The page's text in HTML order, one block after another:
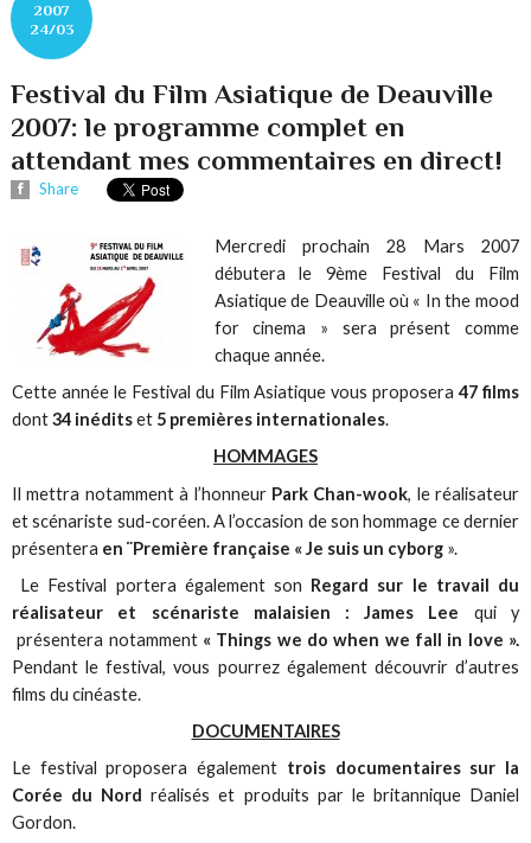
2007
24/03
Festival du Film Asiatique de Deauville
2007: le programme complet en
attendant mes commentaires en direct!
Share
Mercredi prochain 28 Mars 2007
débutera le 9ème Festival du Film
Asiatique de Deauville où « In the mood
for cinema » sera présent comme
chaque année.
Cette année le Festival du Film Asiatique vous proposera 47 films
dont34 inéditset 5 premières internationales.
HOMMAGES
Il mettra notamment à l’honneur Park Chan-wook, le réalisateur
et scénariste sud-coréen. A l’occasion de son hommage ce dernier
présentera en ¨Première française « Je suis un cyborg ».
Le Festival portera également son Regard sur le travail du
réalisateur et scénariste malaisien : James Lee qui y
présentera notamment « Things we do when we fall in love ».
Pendant le festival, vous pourrez également découvrir d’autres
films du cinéaste.
DOCUMENTAIRES
Le festival proposera également trois documentaires sur la
Corée du Nord réalisés et produits par le britannique Daniel
Gordon.